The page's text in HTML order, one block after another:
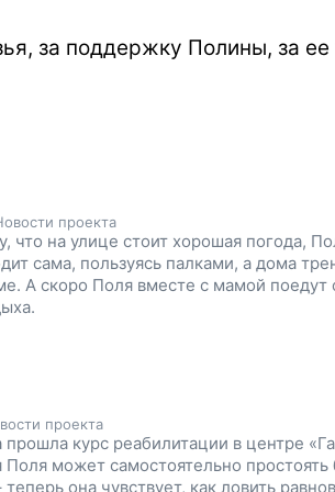
за поддержку Полины, за ее
проекта
что на улице стоит хорошая погода,
сама, пользуясь палками, а дома
А скоро Поля вместе с мамой поедут
проекта
курс реабилитации в центре
может самостоятельно простоять
она чувствует, как ловить